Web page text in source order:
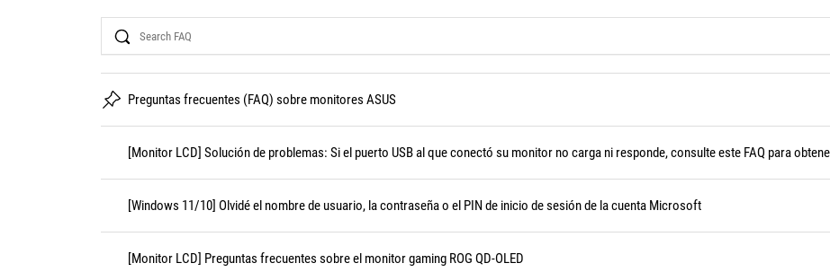
Search
Preguntas frecuentes (FAQ) sobre monitores ASUS
[Monitor LCD] Solución de problemas: Si el puerto USB al que conectó su monitor no carga ni responde, consulte este FAQ para
[Windows 11/10] Olvidé el nombre de usuario, la contraseña o el PIN de inicio de sesión de la cuenta Microsoft
[Monitor LCD] Preguntas frecuentes sobre el monitor gaming ROG QD-OLED